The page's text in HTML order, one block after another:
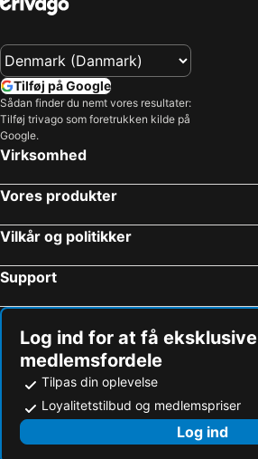
Tilføj på Google
Sådan finder du nemt vores resultater:
Tilføj trivago som foretrukken kilde på
Google.
Virksomhed
Vores produkter
Vilkår og politikker
Support
Log ind for at få eksklusive
medlemsfordele
Tilpas din oplevelse
Loyalitetstilbud og medlemspriser
Log ind